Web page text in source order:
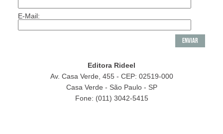
E-Mail:
Editora Rideel
Av. Casa Verde, 455 - CEP: 02519-000
Casa Verde - São Paulo - SP
Fone: (011) 3042-5415